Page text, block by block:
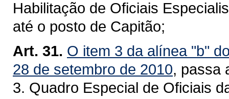
Habilitação de Oficiais
até o posto de Capitão;
Art. 31. O item 3 da alínea "b"
28 de setembro de 2010, passa
3. Quadro Especial de Oficiais